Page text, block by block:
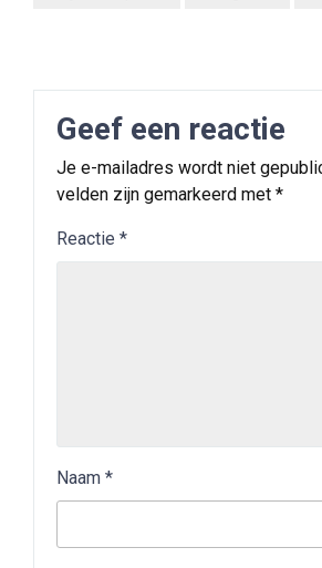
Geef een reactie
Je e-mailadres wordt niet
velden zijn gemarkeerd met *
Reactie *
Naam *